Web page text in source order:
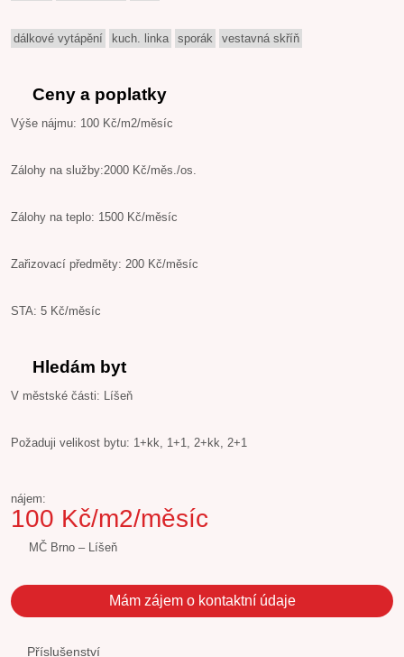
dálkové vytápění kuch. linka sporák vestavná skříň
Ceny a poplatky
Výše nájmu: 100 Kč/m2/měsíc
Zálohy na služby:2000 Kč/měs./os.
Zálohy na teplo: 1500 Kč/měsíc
Zařizovací předměty: 200 Kč/měsíc
STA: 5 Kč/měsíc
Hledám byt
V městské části: Líšeň
Požaduji velikost bytu: 1+kk, 1+1, 2+kk, 2+1
nájem:
100 Kč/m2/měsíc
MČ Brno – Líšeň
Mám zájem o kontaktní údaje
Příslušenství